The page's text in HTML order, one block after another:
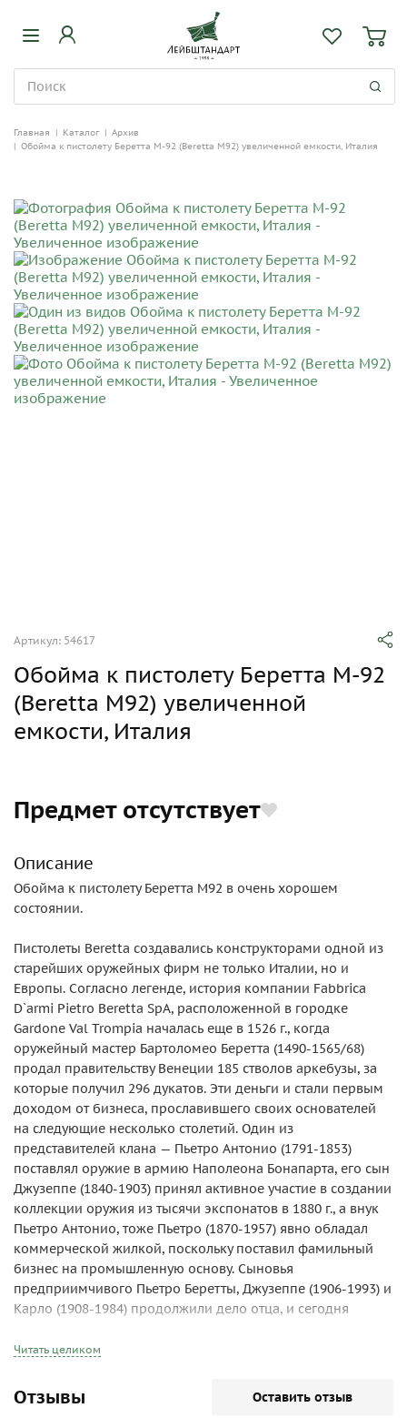
Главная | Каталог | Архив
| Обойма к пистолету Беретта М-92 (Beretta M92) увеличенной емкости, Италия
Артикул: 54617
Обойма к пистолету Беретта М-92
(Beretta M92) увеличенной
емкости, Италия
Предмет отсутствует
Описание
Обойма к пистолету Беретта М92 в очень хорошем
состоянии.
Пистолеты Beretta создавались конструкторами одной из
старейших оружейных фирм не только Италии, но и
Европы. Согласно легенде, история компании Fabbrica
D`armi Pietro Beretta SpA, расположенной в городке
Gardone Val Trompia началась еще в 1526 г., когда
оружейный мастер Бартоломео Беретта (1490-1565/68)
продал правительству Венеции 185 стволов аркебузы, за
которые получил 296 дукатов. Эти деньги и стали первым
доходом от бизнеса, прославившего своих основателей
на следующие несколько столетий. Один из
представителей клана — Пьетро Антонио (1791-1853)
поставлял оружие в армию Наполеона Бонапарта, его сын
Джузеппе (1840-1903) принял активное участие в создании
коллекции оружия из тысячи экспонатов в 1880 г., а внук
Пьетро Антонио, тоже Пьетро (1870-1957) явно обладал
коммерческой жилкой, поскольку поставил фамильный
бизнес на промышленную основу. Сыновья
предприимчивого Пьетро Беретты, Джузеппе (1906-1993) и
Карло (1908-1984) продолжили дело отца, и сегодня
Holding Group, включающий ключевых производителей
одежды для охоты и спортивных состязаний. Филиалы
компании есть как в Италии, так и за границей.
Читать целиком
Отзывы Оставить отзыв